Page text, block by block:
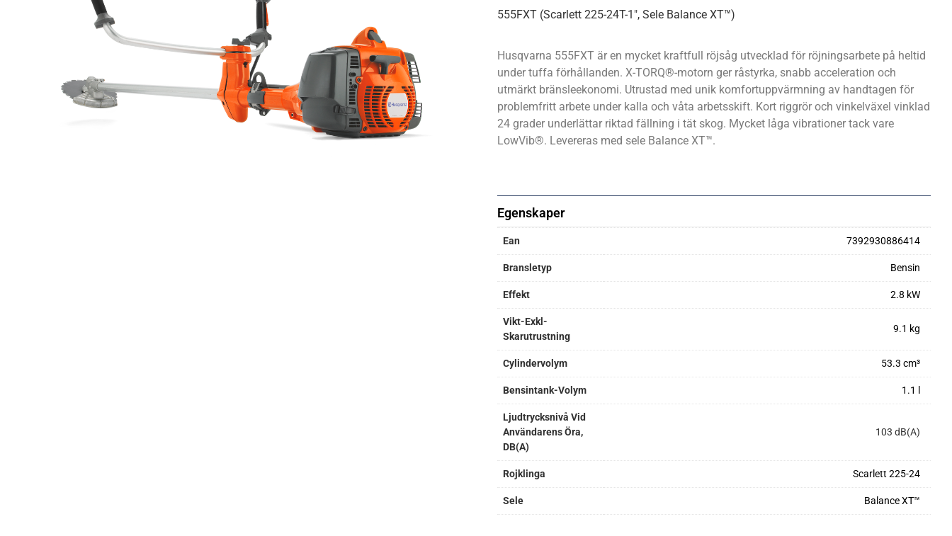
555FXT (Scarlett 225-24T-1″, Sele Balance XT™)
Husqvarna 555FXT är en mycket kraftfull röjsåg utvecklad för röjningsarbete på heltid
under tuffa förhållanden. X-TORQ®-motorn ger råstyrka, snabb acceleration och
utmärkt bränsleekonomi. Utrustad med unik komfortuppvärmning av handtagen för
problemfritt arbete under kalla och våta arbetsskift. Kort riggrör och vinkelväxel vinklad
24 grader underlättar riktad fällning i tät skog. Mycket låga vibrationer tack vare
LowVib®. Levereras med sele Balance XT™.
Egenskaper
Ean 7392930886414
Bransletyp Bensin
Effekt 2.8 kW
Vikt-Exkl-
Skarutrustning
9.1 kg
Cylindervolym 53.3 cm³
Bensintank-Volym 1.1 l
Ljudtrycksnivå Vid
Användarens Öra,
DB(A)
103 dB(A)
Rojklinga Scarlett 225-24
Sele Balance XT™